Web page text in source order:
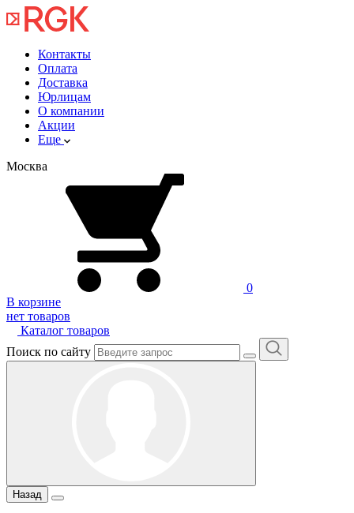
Контакты
Оплата
Доставка
Юрлицам
О компании
Акции
Еще
Москва
0
В корзине
нет товаров
Каталог товаров
Поиск по сайту
Назад